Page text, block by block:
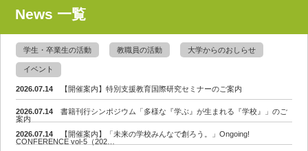
News 一覧
学生・卒業生の活動 教職員の活動 大学からのおしらせ
イベント
2026.07.14 【開催案内】特別支援教育国際研究セミナーのご案内
2026.07.14
書籍刊行シンポジウム「多様な『学ぶ』が生まれる『学校』」のご
案内
2026.07.14
【開催案内】「未来の学校みんなで創ろう。」Ongoing!
CONFERENCE vol-5（202…